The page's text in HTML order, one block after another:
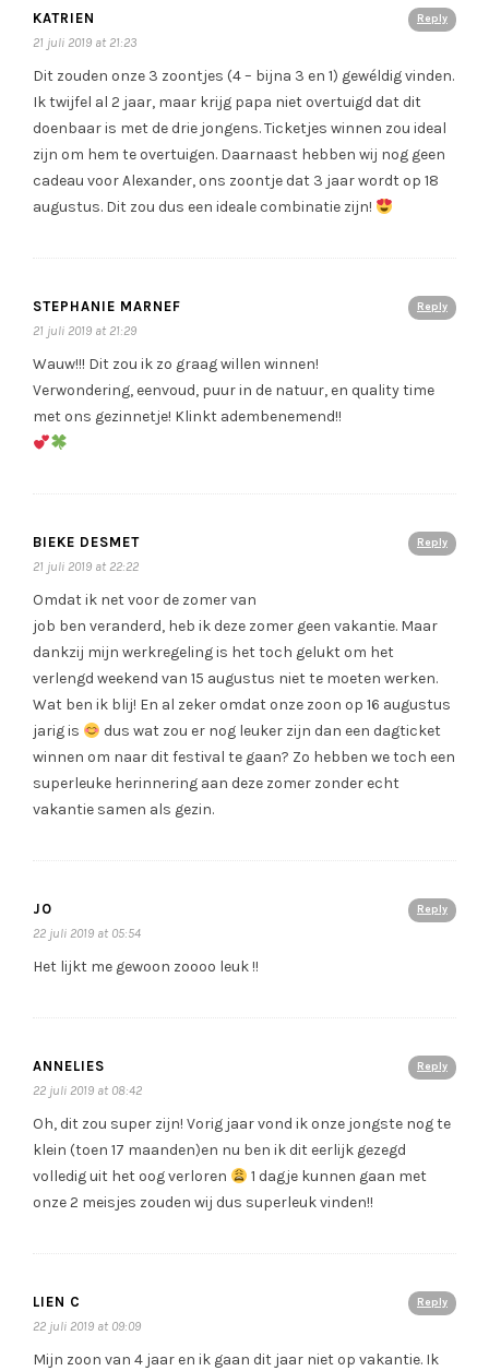
Reply
KATRIEN
21 juli 2019 at 21:23
Dit zouden onze 3 zoontjes (4 – bijna 3 en 1) gewéldig vinden.
Ik twijfel al 2 jaar, maar krijg papa niet overtuigd dat dit
doenbaar is met de drie jongens. Ticketjes winnen zou ideal
zijn om hem te overtuigen. Daarnaast hebben wij nog geen
cadeau voor Alexander, ons zoontje dat 3 jaar wordt op 18
augustus. Dit zou dus een ideale combinatie zijn!
Reply
STEPHANIE MARNEF
21 juli 2019 at 21:29
Wauw!!! Dit zou ik zo graag willen winnen!
Verwondering, eenvoud, puur in de natuur, en quality time
met ons gezinnetje! Klinkt adembenemend!!
Reply
BIEKE DESMET
21 juli 2019 at 22:22
Omdat ik net voor de zomer van
job ben veranderd, heb ik deze zomer geen vakantie. Maar
dankzij mijn werkregeling is het toch gelukt om het
verlengd weekend van 15 augustus niet te moeten werken.
Wat ben ik blij! En al zeker omdat onze zoon op 16 augustus
jarig is
dus wat zou er nog leuker zijn dan een dagticket
winnen om naar dit festival te gaan? Zo hebben we toch een
superleuke herinnering aan deze zomer zonder echt
vakantie samen als gezin.
Reply
JO
22 juli 2019 at 05:54
Het lijkt me gewoon zoooo leuk !!
Reply
ANNELIES
22 juli 2019 at 08:42
Oh, dit zou super zijn! Vorig jaar vond ik onze jongste nog te
klein (toen 17 maanden)en nu ben ik dit eerlijk gezegd
volledig uit het oog verloren
1 dagje kunnen gaan met
onze 2 meisjes zouden wij dus superleuk vinden!!
Reply
LIEN C
22 juli 2019 at 09:09
Mijn zoon van 4 jaar en ik gaan dit jaar niet op vakantie. Ik